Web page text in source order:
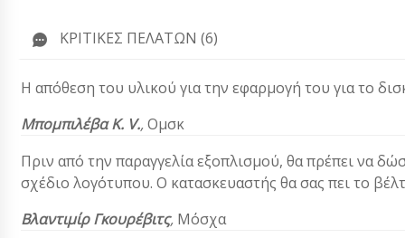
ΚΡΙΤΙΚΈΣ ΠΕΛΑΤΏΝ (6)
Η απόθεση του υλικού για την εφαρμογή του για το
Μπομπιλέβα Κ. V.,Ομσκ
Πριν από την παραγγελία εξοπλισμού, θα πρέπει να
σχέδιο λογότυπου. Ο κατασκευαστής θα σας πει το
Βλαντιμίρ Γκουρέβιτς, Μόσχα